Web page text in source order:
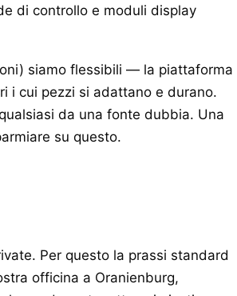
di controllo e moduli display
siamo flessibili — la piattaforma
i cui pezzi si adattano e durano.
da una fonte dubbia. Una
su questo.
Per questo la prassi standard
officina a Oranienburg,